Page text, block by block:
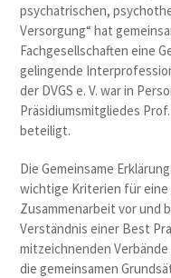
psychatrischen,
Versorgung“ hat
Fachgesellschaften eine
gelingende
der DVGS e. V. war in
Präsidiumsmitgliedes
beteiligt.
Die Gemeinsame
wichtige Kriterien für
Zusammenarbeit vor und
Verständnis einer Best
mitzeichnenden
die gemeinsamen